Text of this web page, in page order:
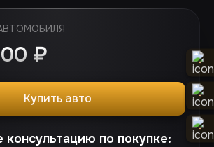
₽
Купить авто
консультацию по покупке: